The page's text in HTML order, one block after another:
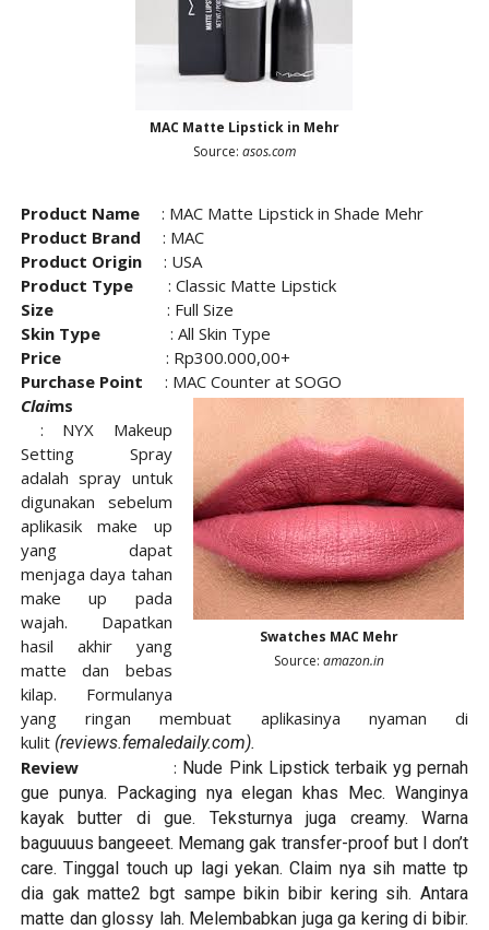
MAC Matte Lipstick in Mehr
Source: asos.com
Product Name : MAC Matte Lipstick in Shade Mehr
Product Brand
: MAC
Product Origin : USA
Product Type: Classic Matte Lipstick
Size
: Full Size
Skin Type
: All Skin Type
Price : Rp300.000,00+
Purchase Point
: MAC Counter at SOGO
Swatches MAC Mehr
Source: amazon.in
Claims
:
NYX Makeup
Setting Spray
adalah spray untuk
digunakan sebelum
aplikasik make up
yang dapat
menjaga daya tahan
make up pada
wajah. Dapatkan
hasil akhir yang
matte dan bebas
kilap. Formulanya
yang ringan membuat aplikasinya nyaman di
kulit (reviews.femaledaily.com).
Review : Nude Pink Lipstick terbaik yg pernah
gue punya. Packaging nya elegan khas Mec. Wanginya
kayak butter di gue. Teksturnya juga creamy. Warna
baguuuus bangeeet. Memang gak transfer-proof but I don’t
care. Tinggal touch up lagi yekan. Claim nya sih matte tp
dia gak matte2 bgt sampe bikin bibir kering sih. Antara
matte dan glossy lah. Melembabkan juga ga kering di bibir.